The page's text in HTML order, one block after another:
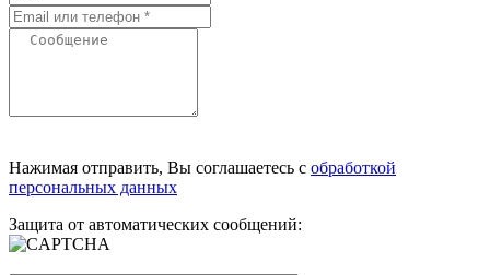
Нажимая отправить, Вы соглашаетесь с обработкой
персональных данных
Защита от автоматических сообщений: